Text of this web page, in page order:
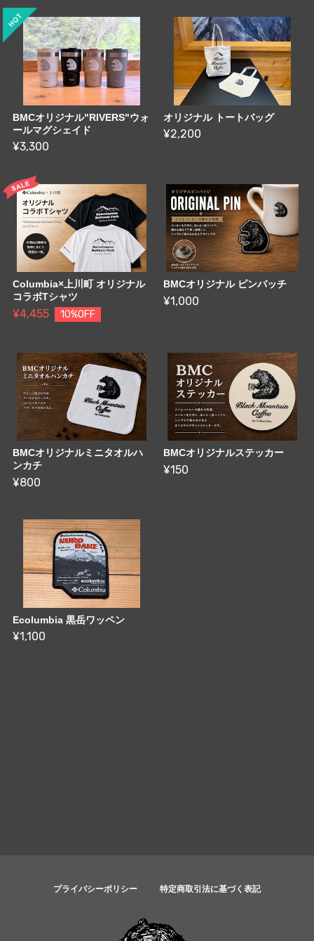
BMCオリジナル"RIVERS"ウォ
ールマグシェイド
¥3,300
オリジナル トートバッグ
¥2,200
Columbia×上川町 オリジナル
コラボTシャツ
¥4,455 10%OFF
BMCオリジナル ピンバッチ
¥1,000
BMCオリジナルミニタオルハ
ンカチ
¥800
BMCオリジナルステッカー
¥150
Ecolumbia 黒岳ワッペン
¥1,100
プライバシーポリシー 特定商取引法に基づく表記